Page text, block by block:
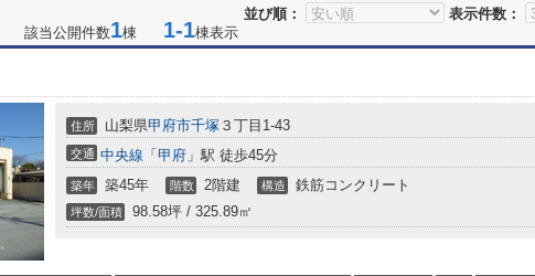
並び順： 表示件数：
該当公開件数1棟 1-1棟表示
住所 山梨県甲府市千塚 ３丁目1-43
交通 中央線 「 甲府 」駅 徒歩45分
築年 築45年 階数 2階建 構造 鉄筋コンクリート
坪数/面積 98.58坪 / 325.89㎡